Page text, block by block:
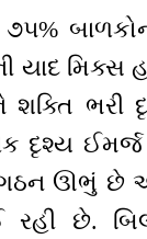
યાદ મિક્સ
ભરી
દૃશ્ય
ઊભું છે
રહી છે.